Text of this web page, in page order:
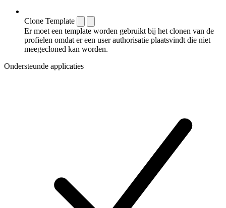
Clone Template
Er moet een template worden gebruikt bij het clonen van de
profielen omdat er een user authorisatie plaatsvindt die niet
meegecloned kan worden.
Ondersteunde applicaties